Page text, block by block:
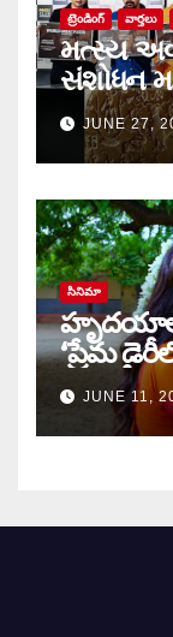
ట్రెండింగ్ వార్త‌లు
મત્સ્ય
સંશોધન
JUNE 27,
సినిమా
‘ప్రేమ
JUNE 11,